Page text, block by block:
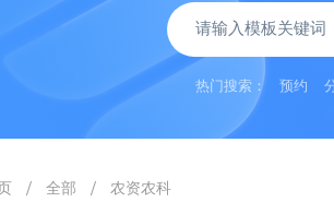
热门搜索： 预约
/ 全部 / 农资农科